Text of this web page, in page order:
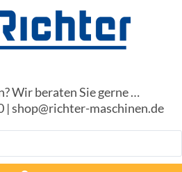
Wir beraten Sie gerne …
| shop@richter-maschinen.de